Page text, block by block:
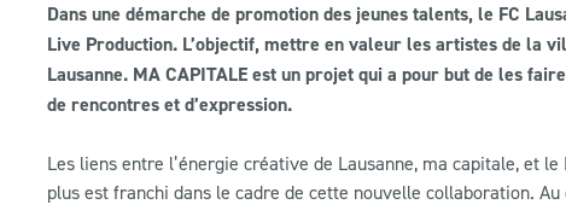
Dans une démarche de promotion des jeunes talents, le FC
Live Production. L’objectif, mettre en valeur les artistes de la
Lausanne. MA CAPITALE est un projet qui a pour but de les
de rencontres et d’expression.
Les liens entre l’énergie créative de Lausanne, ma capitale, et
plus est franchi dans le cadre de cette nouvelle collaboration.